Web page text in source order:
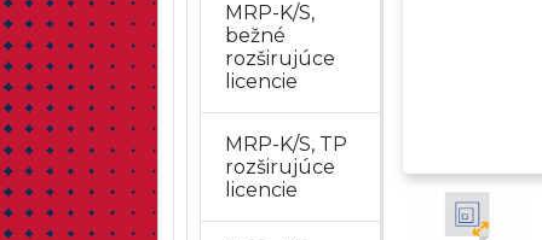
MRP-K/S,
bežné
rozširujúce
licencie
MRP-K/S, TP
rozširujúce
licencie